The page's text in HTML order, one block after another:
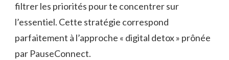
filtrer les priorités pour te concentrer sur
l’essentiel. Cette stratégie correspond
parfaitement à l’approche « digital detox » prônée
par PauseConnect.